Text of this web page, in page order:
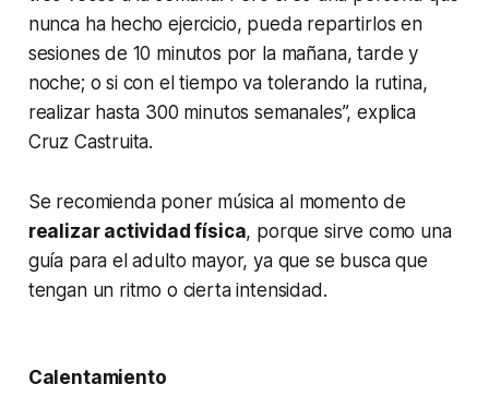
nunca ha hecho ejercicio, pueda repartirlos en
sesiones de 10 minutos por la mañana, tarde y
noche; o si con el tiempo va tolerando la rutina,
realizar hasta 300 minutos semanales”, explica
Cruz Castruita.
Se recomienda poner música al momento de
realizar actividad física, porque sirve como una
guía para el adulto mayor, ya que se busca que
tengan un ritmo o cierta intensidad.
Calentamiento